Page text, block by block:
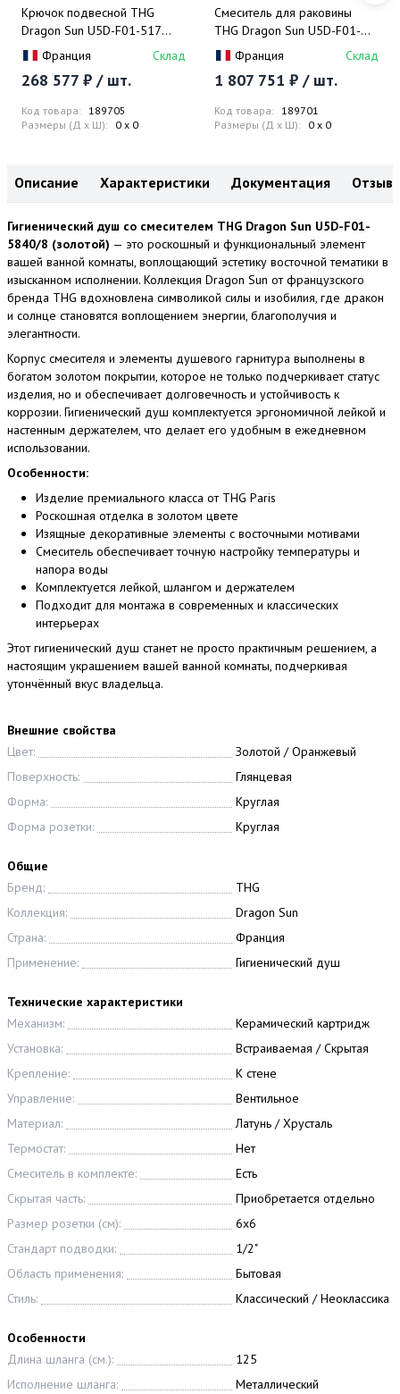
Крючок подвесной THG
Dragon Sun U5D-F01-517
(золотой, оранжевый
хрусталь)
Франция Склад
268 577 ₽ / шт.
Код товара: 189705
Размеры (Д x Ш): 0 x 0
Смеситель для раковины
THG Dragon Sun U5D-F01-
151M (золотой, оранжевый
хрусталь), с донным
клапаном, установка на
Франция Склад
1 807 751 ₽ / шт.
Код товара: 189701
Размеры (Д x Ш): 0 x 0
Описание Характеристики Документация
Гигиенический душ со смесителем THG Dragon Sun U5D-F01-
5840/8 (золотой) — это роскошный и функциональный элемент
вашей ванной комнаты, воплощающий эстетику восточной тематики в
изысканном исполнении. Коллекция Dragon Sun от французского
бренда THG вдохновлена символикой силы и изобилия, где дракон
и солнце становятся воплощением энергии, благополучия и
элегантности.
Корпус смесителя и элементы душевого гарнитура выполнены в
богатом золотом покрытии, которое не только подчеркивает статус
изделия, но и обеспечивает долговечность и устойчивость к
коррозии. Гигиенический душ комплектуется эргономичной лейкой и
настенным держателем, что делает его удобным в ежедневном
использовании.
Особенности:
Изделие премиального класса от THG Paris
Роскошная отделка в золотом цвете
Изящные декоративные элементы с восточными мотивами
Смеситель обеспечивает точную настройку температуры и
напора воды
Комплектуется лейкой, шлангом и держателем
Подходит для монтажа в современных и классических
интерьерах
Этот гигиенический душ станет не просто практичным решением, а
настоящим украшением вашей ванной комнаты, подчеркивая
утончённый вкус владельца.
Внешние свойства
Цвет:
Золотой / Оранжевый
Поверхность:
Глянцевая
Форма:
Круглая
Форма розетки:
Круглая
Общие
Бренд:
THG
Коллекция:
Dragon Sun
Страна:
Франция
Применение:
Гигиенический душ
Технические характеристики
Механизм:
Керамический картридж
Установка:
Встраиваемая / Скрытая
Крепление:
К стене
Управление:
Вентильное
Материал:
Латунь / Хрусталь
Термостат:
Нет
Смеситель в комплекте:
Есть
Скрытая часть:
Приобретается отдельно
Размер розетки (см):
6x6
Стандарт подводки:
1/2"
Область применения:
Бытовая
Стиль:
Классический / Неоклассика
Особенности
Длина шланга (см.):
125
Исполнение шланга:
Металлический